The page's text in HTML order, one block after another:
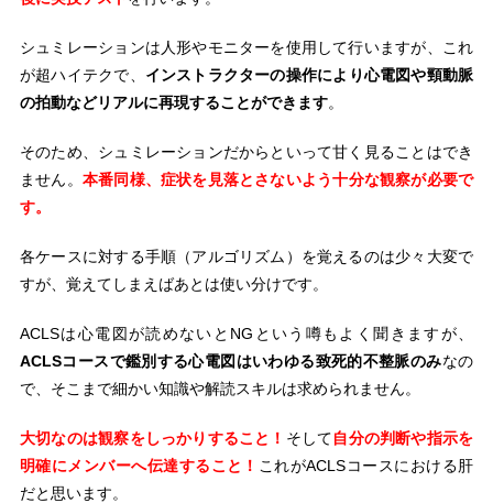
シュミレーションは人形やモニターを使用して行いますが、これ
が超ハイテクで、 インストラクターの操作により心電図や頸動脈
の拍動などリアルに再現することができます。
そのため、シュミレーションだからといって甘く見ることはでき
ません。 本番同様、症状を見落とさないよう十分な観察が必要で
す。
各ケースに対する手順（アルゴリズム）を覚えるのは少々大変で
すが、覚えてしまえばあとは使い分けです。
ACLSは心電図が読めないとNGという噂もよく聞きますが、
ACLSコースで鑑別する心電図はいわゆる致死的不整脈のみなの
で、そこまで細かい知識や解読スキルは求められません。
大切なのは観察をしっかりすること！ そして自分の判断や指示を
明確にメンバーへ伝達すること！ これがACLSコースにおける肝
だと思います。